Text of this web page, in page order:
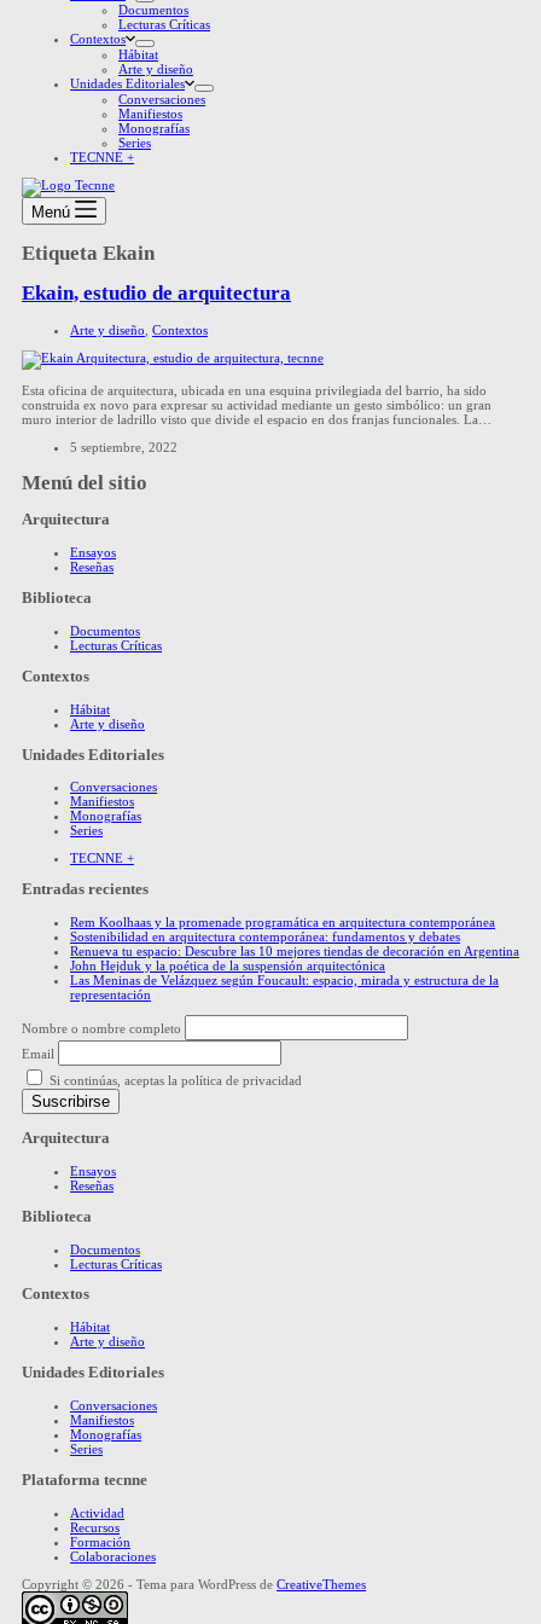
Documentos
Lecturas Críticas
Contextos
Hábitat
Arte y diseño
Unidades Editoriales
Conversaciones
Manifiestos
Monografías
Series
TECNNE +
Menú
Etiqueta Ekain
Ekain, estudio de arquitectura
Arte y diseño Contextos
Esta oficina de arquitectura, ubicada en una esquina privilegiada del barrio, ha sido
construida ex novo para expresar su actividad mediante un gesto simbólico: un gran
muro interior de ladrillo visto que divide el espacio en dos franjas funcionales. La…
5 septiembre, 2022
Menú del sitio
Arquitectura
Ensayos
Reseñas
Biblioteca
Documentos
Lecturas Críticas
Contextos
Hábitat
Arte y diseño
Unidades Editoriales
Conversaciones
Manifiestos
Monografías
Series
TECNNE +
Entradas recientes
Rem Koolhaas y la promenade programática en arquitectura contemporánea
Sostenibilidad en arquitectura contemporánea: fundamentos y debates
Renueva tu espacio: Descubre las 10 mejores tiendas de decoración en Argentina
John Hejduk y la poética de la suspensión arquitectónica
Las Meninas de Velázquez según Foucault: espacio, mirada y estructura de la
representación
Nombre o nombre completo
Email
Si continúas, aceptas la política de privacidad
Arquitectura
Ensayos
Reseñas
Biblioteca
Documentos
Lecturas Críticas
Contextos
Hábitat
Arte y diseño
Unidades Editoriales
Conversaciones
Manifiestos
Monografías
Series
Plataforma tecnne
Actividad
Recursos
Formación
Colaboraciones
Copyright © 2026 - Tema para WordPress de CreativeThemes